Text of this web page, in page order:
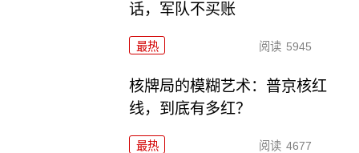
话，军队不买账
最热 阅读 5945
核牌局的模糊艺术：普京核红
线，到底有多红？
最热 阅读 4677